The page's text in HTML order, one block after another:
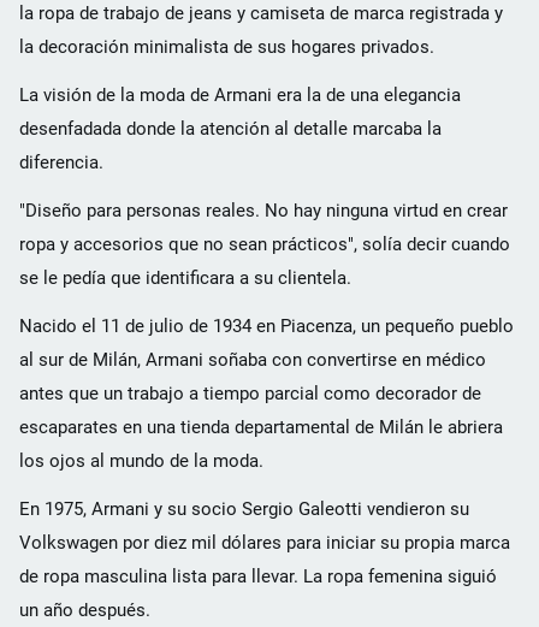
la ropa de trabajo de jeans y camiseta de marca registrada y
la decoración minimalista de sus hogares privados.
La visión de la moda de Armani era la de una elegancia
desenfadada donde la atención al detalle marcaba la
diferencia.
"Diseño para personas reales. No hay ninguna virtud en crear
ropa y accesorios que no sean prácticos", solía decir cuando
se le pedía que identificara a su clientela.
Nacido el 11 de julio de 1934 en Piacenza, un pequeño pueblo
al sur de Milán, Armani soñaba con convertirse en médico
antes que un trabajo a tiempo parcial como decorador de
escaparates en una tienda departamental de Milán le abriera
los ojos al mundo de la moda.
En 1975, Armani y su socio Sergio Galeotti vendieron su
Volkswagen por diez mil dólares para iniciar su propia marca
de ropa masculina lista para llevar. La ropa femenina siguió
un año después.